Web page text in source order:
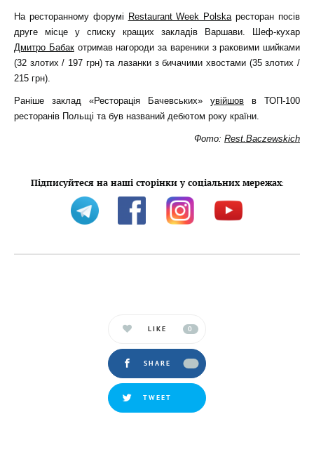
На ресторанному форумі Restaurant Week Polskaресторан посів
друге місце у списку кращих закладів Варшави. Шеф-кухар
Дмитро Бабакотримав нагороди за вареники з раковими шийками
(32 злотих / 197 грн) та лазанки з бичачими хвостами (35 злотих /
215 грн).
Раніше заклад «Ресторація Бачевських» увійшов в ТОП-100
ресторанів Польщі та був названий дебютом року країни.
Фото: Rest.Baczewskich
Підписуйтеся на наші сторінки у соціальних мережах:
LIKE 0
SHARE
TWEET